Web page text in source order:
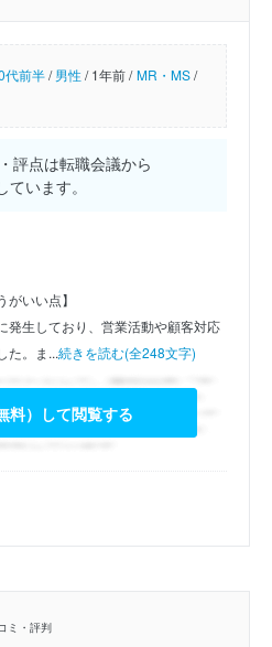
代前半/男性/1年前 / MR・MS/
評点は転職会議から
ています。
がいい点】
発生しており、営業活動や顧客対応
た。ま...続きを読む(全248文字)
料）して閲覧する
ミ・評判